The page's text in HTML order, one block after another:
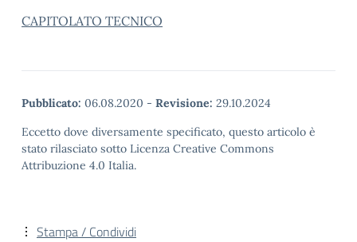
CAPITOLATO TECNICO
Pubblicato: 06.08.2020 - Revisione: 29.10.2024
Eccetto dove diversamente specificato, questo articolo è
stato rilasciato sotto Licenza Creative Commons
Attribuzione 4.0 Italia.
Stampa / Condividi